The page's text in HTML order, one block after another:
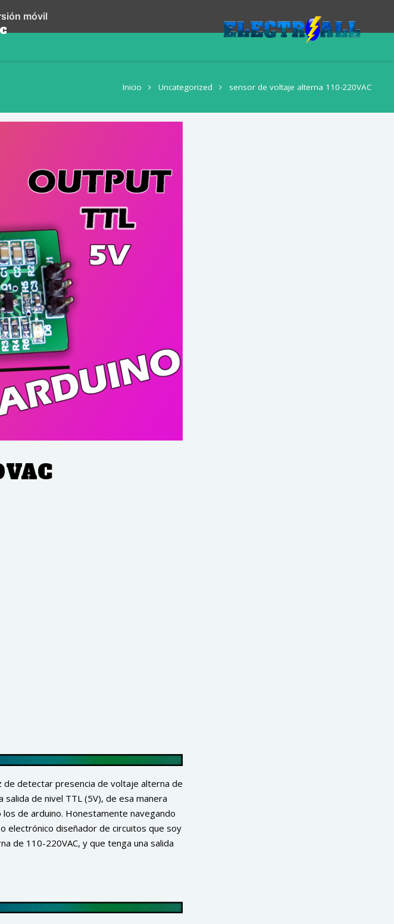
Inicio Uncategorized sensor de voltaje alterna 110-220VAC
de detectar presencia de voltaje alterna de
de nivel TTL (5V), de esa manera
de arduino. Honestamente navegando
electrónico diseñador de circuitos que soy
de 110-220VAC, y que tenga una salida
móvil